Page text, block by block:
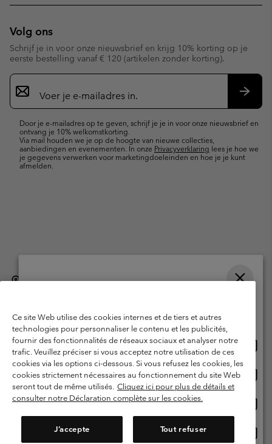
Volg ons
Schrijf je in voor onze nieuwsbrief en krijg 10% korting op je
eerste bestelling vanaf € 120 (artikelen zonder korting).
Aanmelden
voor
e-
Door je e-mailadres op te geven, schrijf je je in voor onze nieuwsbrief en
ontvang je 10% welkomstkorting.
Via mail houden we je op de hoogte van nieuwe collecties,
aanbiedingen en evenementen. In onze Privacyverklaring lees je hoe we
je gegevens verwerken voor marketingdoeleinden en hoe je je kunt
afmelden.
België (Nederlands) | English ›| français ›
Gebruiksvoorwaarden
Verkoopvoorwaarden
Garantie
Privacybeleid
Gebruiksvoorwaarden voor lidmaatschap
Voorwaarden voor door gebruikers gegenereerde inhoud
Impressum
Cookies
Ce site Web utilise des cookies internes et de tiers et autres
technologies pour personnaliser le contenu et les publicités,
fournir des fonctionnalités de réseaux sociaux et analyser notre
trafic. Veuillez préciser si vous acceptez notre utilisation de ces
cookies via les options ci-dessous. Si vous refusez les cookies, les
cookies strictement nécessaires au fonctionnement du site Web
seront tout de même utilisés. Cliquez ici pour plus de détails et
consulter notre Déclaration complète sur les cookies.
J’accepte Tout refuser
Online shoppen beschikbaar
United States
Belgium-English
Belgium-Français
Belgium-Dutch